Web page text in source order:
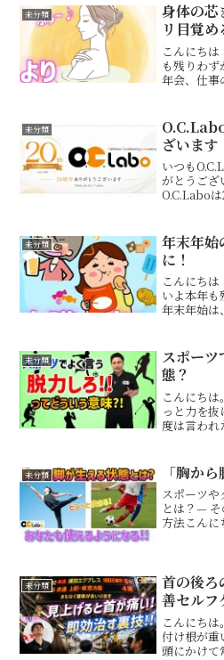
未分類
身体の芯
リ目覚
こんにち
も残りわ
年会、仕事
そんな時
するのが一
未分類
ざいます
いつも
がとうござ
O.C.Labo
た皆さまの
うござ...
未分類
年末年始
に！
こんにちは
いよ本年も
年末年始は
「寝ても
感じている
未分類
スポーツ
態？
こんにちは
っと力を
度は言われ
と“弛緩”
が切れてい
未分類 「胸か
スポーツや
とは？—
方法こんに
ているよう
未分類
首の後ろ
善セルフ
こんにち
付け根が重
頭にかけて